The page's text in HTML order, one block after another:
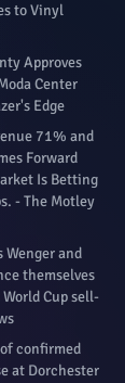
to Vinyl
Approves
Center
Edge
71% and
Forward
Is Betting
- The Motley
Wenger and
themselves
Cup sell-
confirmed
at Dorchester